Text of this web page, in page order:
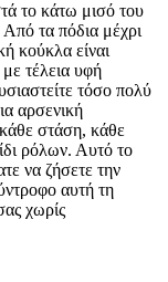
το κάτω μισό του
τα πόδια μέχρι
κούκλα είναι
τέλεια υφή
τόσο πολύ
αρσενική
στάση, κάθε
ρόλων. Αυτό το
να ζήσετε την
αυτή τη
χωρίς